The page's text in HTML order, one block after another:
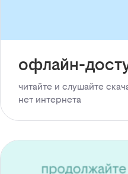
офлайн-
читайте и слушайте
нет интернета